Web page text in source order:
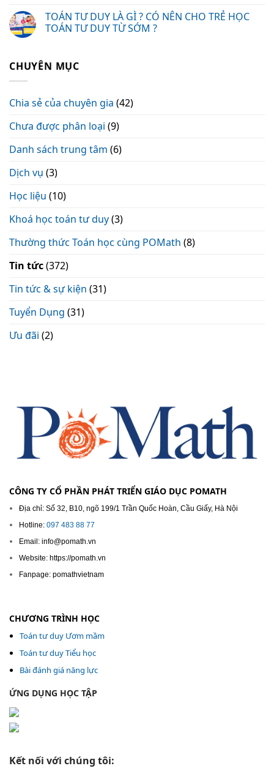
TOÁN TƯ DUY LÀ GÌ ? CÓ NÊN CHO TRẺ HỌC
TOÁN TƯ DUY TỪ SỚM ?
CHUYÊN MỤC
Chia sẻ của chuyên gia (42)
Chưa được phân loại (9)
Danh sách trung tâm (6)
Dịch vụ (3)
Học liệu (10)
Khoá học toán tư duy(3)
Thường thức Toán học cùng POMath (8)
Tin tức(372)
Tin tức & sự kiện (31)
Tuyển Dụng (31)
Ưu đãi (2)
CÔNG TY CỔ PHẦN PHÁT TRIỂN GIÁO DỤC POMATH
Địa chỉ: Số 32, B10, ngõ 199/1 Trần Quốc Hoàn, Cầu Giấy, Hà Nội
Hotline: 097 483 88 77
Email: info@pomath.vn
Website: https://pomath.vn
Fanpage: pomathvietnam
CHƯƠNG TRÌNH HỌC
Toán tư duy Ươm mầm
Toán tư duy Tiểu học
Bài đánh giá năng lực
ỨNG DỤNG HỌC TẬP
Kết nối với chúng tôi: